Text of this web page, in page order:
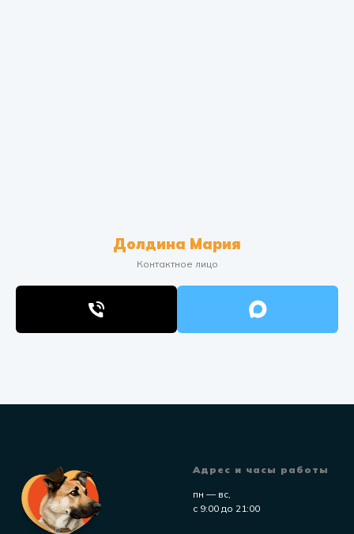
Долдина Мария
Контактное лицо
Адрес и часы работы
пн — вс,
с 9:00 до 21:00